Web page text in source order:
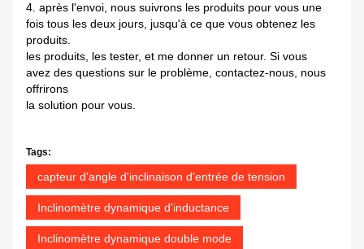
4. après l'envoi, nous suivrons les produits pour vous une
fois tous les deux jours, jusqu'à ce que vous obtenez les
produits.
les produits, les tester, et me donner un retour. Si vous
avez des questions sur le problème, contactez-nous, nous
offrirons
la solution pour vous.
Tags:
capteur d'angle d'inclinaison d'entrée de tension
Inclinomètre dynamique d'inductance
Inclinomètre dynamique double mode